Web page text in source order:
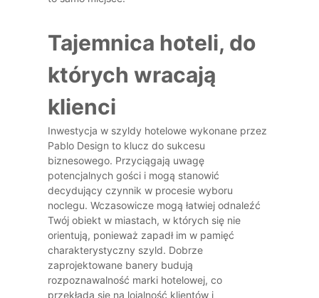
Tajemnica hoteli, do
których wracają
klienci
Inwestycja w szyldy hotelowe wykonane przez
Pablo Design to klucz do sukcesu
biznesowego. Przyciągają uwagę
potencjalnych gości i mogą stanowić
decydujący czynnik w procesie wyboru
noclegu. Wczasowicze mogą łatwiej odnaleźć
Twój obiekt w miastach, w których się nie
orientują, ponieważ zapadł im w pamięć
charakterystyczny szyld. Dobrze
zaprojektowane banery budują
rozpoznawalność marki hotelowej, co
przekłada się na lojalność klientów i